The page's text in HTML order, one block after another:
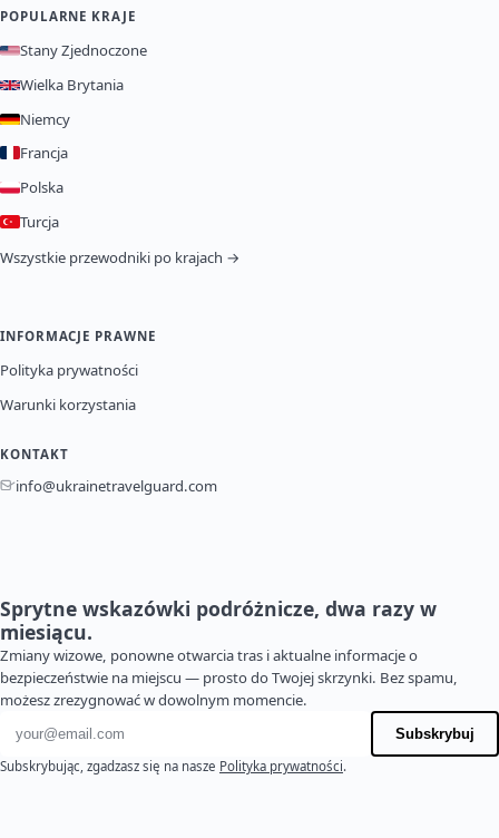
POPULARNE KRAJE
Stany Zjednoczone
Wielka Brytania
Niemcy
Francja
Polska
Turcja
Wszystkie przewodniki po krajach →
INFORMACJE PRAWNE
Polityka prywatności
Warunki korzystania
KONTAKT
info@ukrainetravelguard.com
Sprytne wskazówki podróżnicze, dwa razy w
miesiącu.
Zmiany wizowe, ponowne otwarcia tras i aktualne informacje o
bezpieczeństwie na miejscu — prosto do Twojej skrzynki. Bez spamu,
możesz zrezygnować w dowolnym momencie.
Adres e-mail
Subskrybuj
Subskrybując, zgadzasz się na nasze Polityka prywatności.